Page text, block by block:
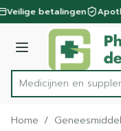
Ga naar de inhoud
1 van 1
Veilige betalingen
Menu
Product, merk,
M
Home /